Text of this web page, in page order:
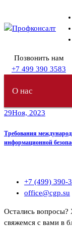
содержимому
Позвонить нам
+7 499 390 3583
О нас
29Ноя, 2023
Требования
информационной
+7 (499) 390-
office@cgp.su
Остались вопросы?
свяжемся с вами в